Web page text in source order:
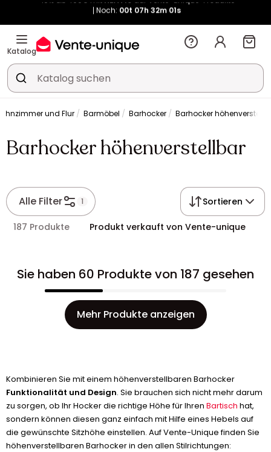
Noch:00t 07h 32m 00s
Kauf-unique wird zu Vente-unique - Gleicher Shop, neuer Name!
auf Vente-unique-Produkte
Noch:00t07h
Katalog
und Flur Barmöbel Barhocker Barhocker
Barhocker höhenverstellbar
Alle Filter 1 Sortieren
187 Produkte Produkt verkauft von Vente-unique
Sie haben 60 Produkte von 187 gesehen
Mehr Produkte anzeigen
Kombinieren Sie mit einem höhenverstellbaren Barhocker
Funktionalität und Design. Sie brauchen sich nicht mehr darum
zu sorgen, ob Ihr Hocker die richtige Höhe für Ihren Bartisch hat,
sondern können diesen ganz einfach mit Hilfe eines Hebels auf
die gewünschte Sitzhöhe einstellen. Auf Vente-Unique finden Sie
höhenverstellbaren Barhocker in den allen Stilrichtungen: